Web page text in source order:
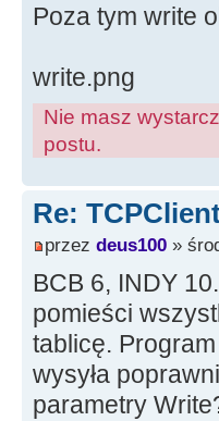
Poza tym write
write.png
Nie masz
postu.
Re:
przez deus100 »
BCB 6, INDY
pomieści
tablicę.
wysyła
parametry